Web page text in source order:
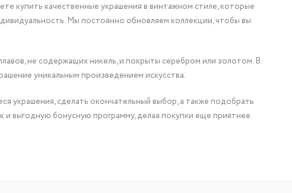
купить качественные украшения в винтажном стиле, которые
Мы постоянно обновляем коллекции, чтобы вы
не содержащих никель, и покрыты серебром или золотом. В
уникальным произведением искусства.
украшения, сделать окончательный выбор, а также подобрать
выгодную бонусную программу, делая покупки еще приятнее.